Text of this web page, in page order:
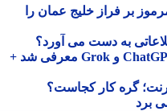
بر فراز خلیج عمان را
به دست می آورد؟
ساعت هوشمند رولمی مجهز به ChatGPT و Grok معرفی شد +
گره کار کجاست؟